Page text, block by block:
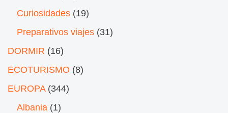
Curiosidades (19)
Preparativos viajes (31)
DORMIR (16)
ECOTURISMO (8)
EUROPA(344)
Albania (1)